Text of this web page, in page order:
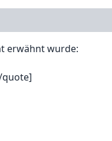
erwähnt wurde:
quote]